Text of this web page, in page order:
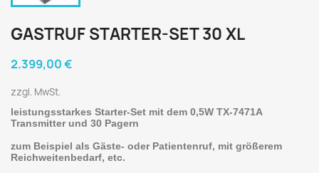
GASTRUF STARTER-SET 30 XL
2.399,00 €
zzgl. MwSt.
leistungsstarkes Starter-Set mit dem 0,5W TX-7471A
Transmitter und 30 Pagern
zum Beispiel als Gäste- oder Patientenruf, mit größerem
Reichweitenbedarf, etc.